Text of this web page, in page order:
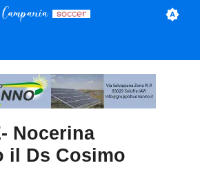
Nocerina
il Ds Cosimo